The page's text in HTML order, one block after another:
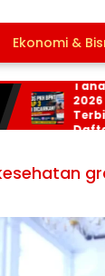
Ekonomi &
Bansos
Tahap
2026
Daftar